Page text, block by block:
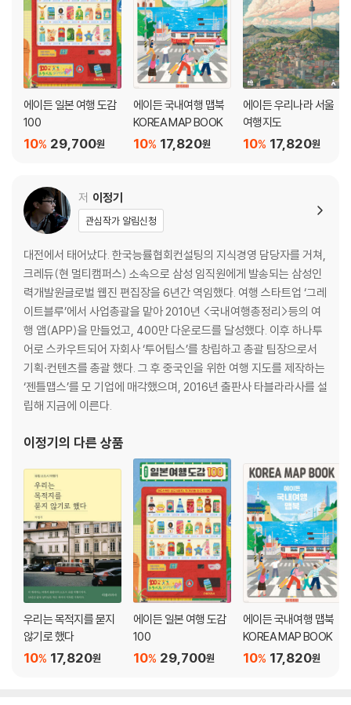
한림 주요지역 확대지도
한경 주요지역 확대지도
대정 주요지역 확대지도
안덕 주요지역 확대지도
서귀포 주요지역 확대지도
남원 주요지역 확대지도
표선 주요지역 확대지도
성산 주요지역 확대지도
04 트래블노트
PREVIEW 제주
TRAVEL PLAN 제주
제주 지도
TIME LINE 제주
PREVIEW 조천읍
TRAVEL PLAN 조천읍
조천읍 지도
TIME LINE 조천읍
PREVIEW 구좌읍
구좌읍 지도
TIME LINE 구좌읍
PREVIEW 성산읍+우도면
TRAVEL PLAN 성산읍+우도면
성산읍+우도면 지도
TIME LINE 성산읍+우도면
PREVIEW 표선면
표선면 지도
에이든 일본 여행 도감
100
29,700원
10%
에이든 국내여행 맵북
KOREA MAP BOOK
17,820원
10%
에이든 우리나라 서울
여행지도
17,820원
10%
저 이정기
관심작가 알림신청
대전에서 태어났다. 한국능률협회컨설팅의 지식경영 담당자를 거쳐,
크레듀(현 멀티캠퍼스) 소속으로 삼성 임직원에게 발송되는 삼성인
력개발원글로벌 웹진 편집장을 6년간 역임했다. 여행 스타트업 ‘그레
이트블루’에서 사업총괄을 맡아 2010년 <국내여행총정리>등의 여
행 앱(APP)을 만들었고, 400만 다운로드를 달성했다. 이후 하나투
어로 스카우트되어 자회사 ‘투어팁스’를 창립하고 총괄 팀장으로서
기획·컨텐츠를 총괄 했다. 그 후 중국인을 위한 여행 지도를 제작하는
‘젠틀맵스’를 모 기업에 매각했으며, 2016년 출판사 타블라라사를 설
립해 지금에 이른다.
이정기 의 다른 상품
우리는 목적지를 묻지
않기로 했다
17,820원
10%
에이든 일본 여행 도감
100
29,700원
10%
에이든 국내여행 맵북
KOREA MAP BOOK
17,820원
10%